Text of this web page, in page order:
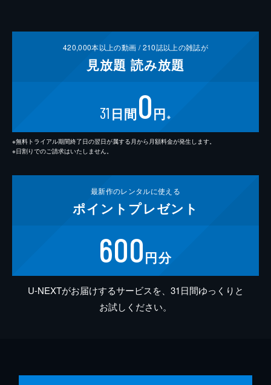
420,000本以上の動画 /210誌以上の雑誌が
見放題 読み放題
31 日間0円 ※
※無料トライアル期間終了日の翌日が属する月から月額料金が発生します。
※日割りでのご請求はいたしません。
最新作のレンタルに使える
ポイント プレゼント
600円分
U-NEXTがお届けするサービスを、31日間ゆっくりと
お試しください。